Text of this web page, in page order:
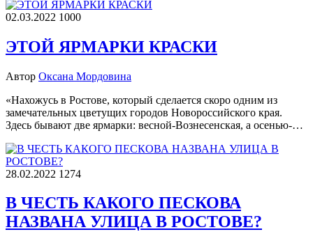
02.03.2022 1000
ЭТОЙ ЯРМАРКИ КРАСКИ
Автор Оксана Мордовина
«Нахожусь в Ростове, который сделается скоро одним из
замечательных цветущих городов Новороссийского края.
Здесь бывают две ярмарки: весной-Вознесенская, а осенью-…
28.02.2022 1274
В ЧЕСТЬ КАКОГО ПЕСКОВА
НАЗВАНА УЛИЦА В РОСТОВЕ?